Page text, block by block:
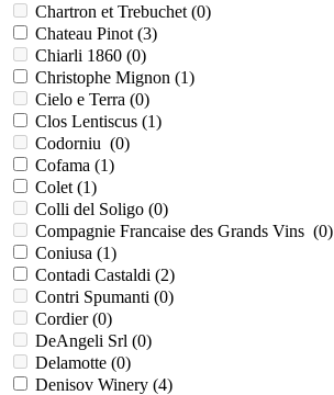
Chartron et Trebuchet (0)
Chateau Pinot (3)
Chiarli 1860 (0)
Christophe Mignon (1)
Cielo e Terra (0)
Clos Lentiscus (1)
Codorniu (0)
Cofama (1)
Colet (1)
Colli del Soligo (0)
Compagnie Francaise des Grands Vins (0)
Coniusa (1)
Contadi Castaldi (2)
Contri Spumanti (0)
Cordier (0)
DeAngeli Srl (0)
Delamotte (0)
Denisov Winery (4)